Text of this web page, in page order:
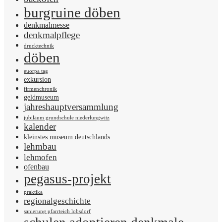
burgruine döben
denkmalmesse
denkmalpflege
drucktechnik
döben
euorpa tag
exkursion
firmenchronik
geldmuseum
jahreshauptversammlung
jubiläum grundschule niederlungwitz
kalender
kleinstes museum deutschlands
lehmbau
lehmofen
ofenbau
pegasus-projekt
praktika
regionalgeschichte
sanierung pfarrteich lobsdorf